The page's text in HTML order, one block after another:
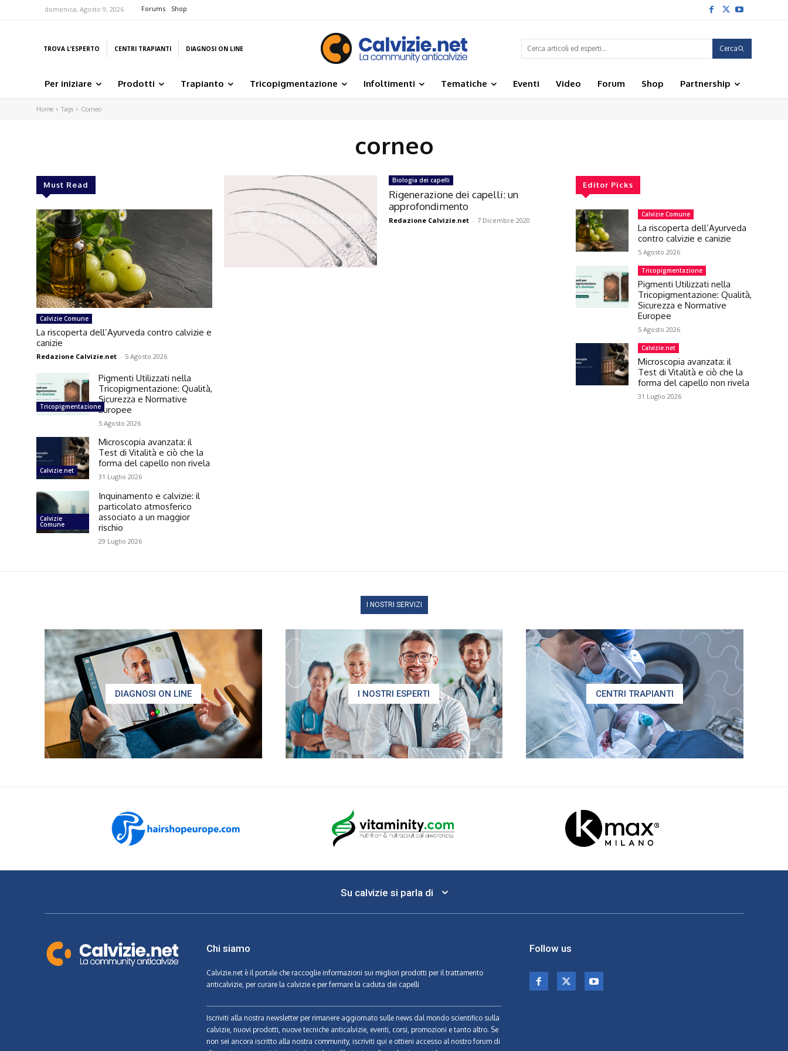
domenica, Agosto 9, 2026 Forums Shop
TROVA L’ESPERTO CENTRI TRAPIANTI DIAGNOSI ON LINE Cerca
Per iniziare Prodotti Trapianto Tricopigmentazione Infoltimenti Tematiche Eventi Video Forum Shop Partnership
Home Tags Corneo
corneo
Must Read
Calvizie Comune
La riscoperta dell’Ayurveda contro calvizie e
canizie
Redazione Calvizie.net - 5 Agosto 2026
Tricopigmentazione
Pigmenti Utilizzati nella
Tricopigmentazione: Qualità,
Sicurezza e Normative
Europee
5 Agosto 2026
Calvizie.net
Microscopia avanzata: il
Test di Vitalità e ciò che la
forma del capello non rivela
31 Luglio 2026
Calvizie
Comune
Inquinamento e calvizie: il
particolato atmosferico
associato a un maggior
rischio
29 Luglio 2026
Biologia dei capelli
Rigenerazione dei capelli: un
approfondimento
Redazione Calvizie.net - 7 Dicembre 2020
Editor Picks
Calvizie Comune
La riscoperta dell’Ayurveda
contro calvizie e canizie
5 Agosto 2026
Tricopigmentazione
Pigmenti Utilizzati nella
Tricopigmentazione: Qualità,
Sicurezza e Normative
Europee
5 Agosto 2026
Calvizie.net
Microscopia avanzata: il
Test di Vitalità e ciò che la
forma del capello non rivela
31 Luglio 2026
I NOSTRI SERVIZI
DIAGNOSI ON LINE I NOSTRI ESPERTI CENTRI TRAPIANTI
Su calvizie si parla di
Chi siamo
Calvizie.netè il portale che raccoglie informazioni sui migliori prodotti per il trattamento
anticalvizie, per curare la calvizie e per fermare la caduta dei capelli
Iscriviti alla nostra newsletter per rimanere aggiornato sulle news dal mondo scientifico sulla
calvizie, nuovi prodotti, nuove tecniche anticalvizie, eventi, corsi, promozioni e tanto altro. Se
non sei ancora iscritto alla nostra community, iscriviti qui e ottieni accesso al nostro forum di
Follow us